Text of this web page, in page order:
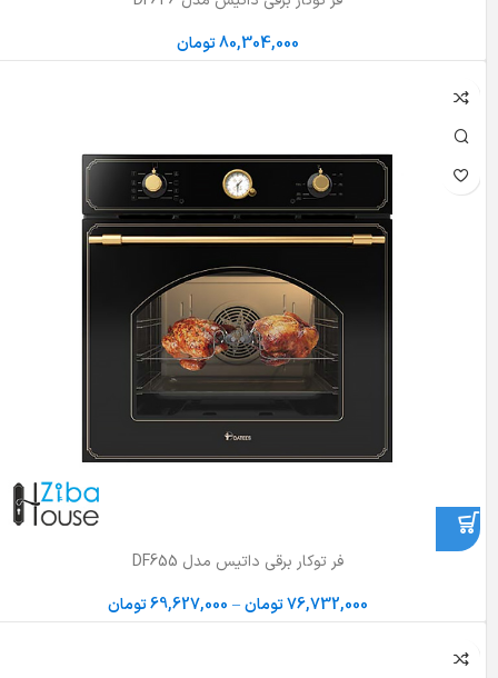
80,304,000تومان
فر توکار برقی داتیس مدل DF655
76,732,000تومان–
69,627,000تومان